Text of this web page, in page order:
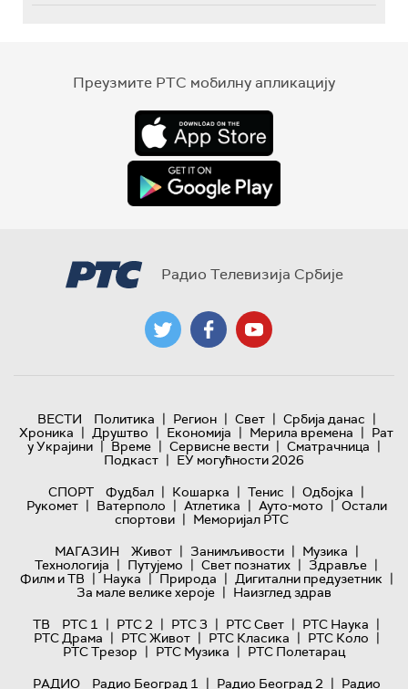
Преузмите РТС мобилну апликацију
Радио Телевизија Србије
ВЕСТИ Политика | Регион | Свет | Србија данас |
Хроника | Друштво | Економија | Мерила времена | Рат
у Украјини | Време | Сервисне вести | Сматрачница |
Подкаст | ЕУ могућности 2026
СПОРТ
Фудбал | Кошарка | Тенис | Одбојка |
Рукомет | Ватерполо | Атлетика | Ауто-мото | Остали
спортови | Меморијал РТС
МАГАЗИН
Живот | Занимљивости | Музика |
Технологијa | Путујемо | Свет познатих | Здравље |
Филм и ТВ | Наука | Природа | Дигитални предузетник |
За мале велике хероје | Наизглед здрав
ТВ
РТС 1 | РТС 2 | РТС 3 | РТС Свет | РТС Наука |
РТС Драма | РТС Живот | РТС Класика | РТС Коло |
РТС Трезор | РТС Музика | РТС Полетарац
РАДИО
Радио Београд 1 | Радио Београд 2 | Радио